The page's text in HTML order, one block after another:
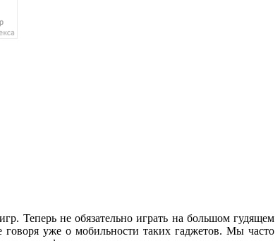
Теперь не обязательно играть на большом гудящем
говоря уже о мобильности таких гаджетов. Мы часто